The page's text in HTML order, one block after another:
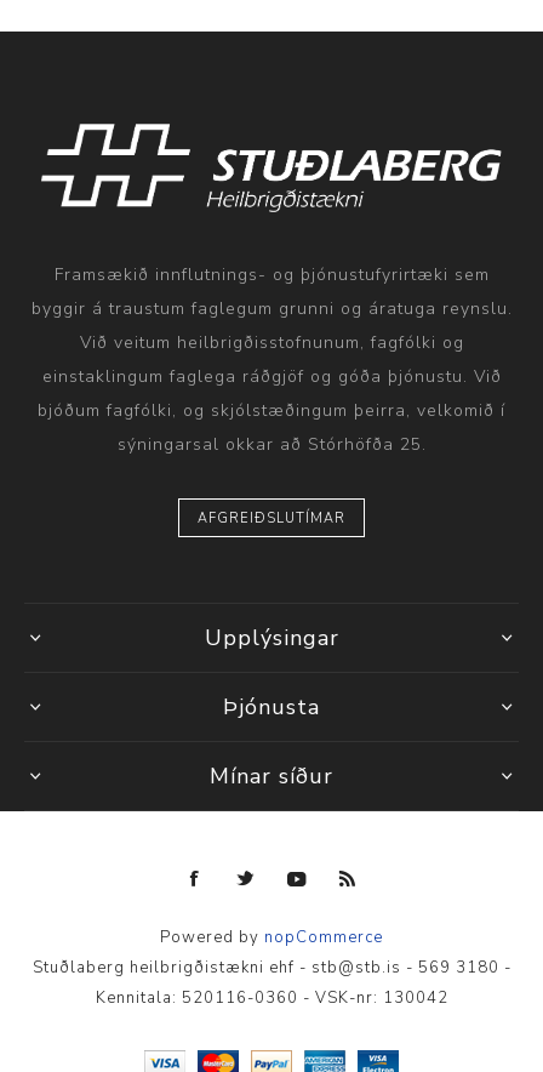
Framsækið innflutnings- og þjónustufyrirtæki sem
byggir á traustum faglegum grunni og áratuga reynslu.
Við veitum heilbrigðisstofnunum, fagfólki og
einstaklingum faglega ráðgjöf og góða þjónustu. Við
bjóðum fagfólki, og skjólstæðingum þeirra, velkomið í
sýningarsal okkar að Stórhöfða 25.
AFGREIÐSLUTÍMAR
Upplýsingar
Þjónusta
Mínar síður
Powered by nopCommerce
Stuðlaberg heilbrigðistækni ehf - stb@stb.is - 569 3180 -
Kennitala: 520116-0360 - VSK-nr: 130042